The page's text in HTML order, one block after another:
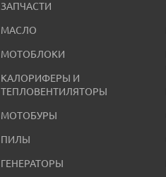
ЗАПЧАСТИ
МАСЛО
МОТОБЛОКИ
КАЛОРИФЕРЫ И
ТЕПЛОВЕНТИЛЯТОРЫ
МОТОБУРЫ
ПИЛЫ
ГЕНЕРАТОРЫ